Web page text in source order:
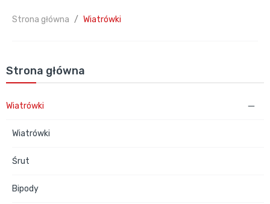
Strona główna Wiatrówki
Strona główna
Wiatrówki 
Wiatrówki
Śrut
Bipody